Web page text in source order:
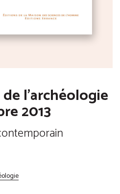
l'archéologie
2013